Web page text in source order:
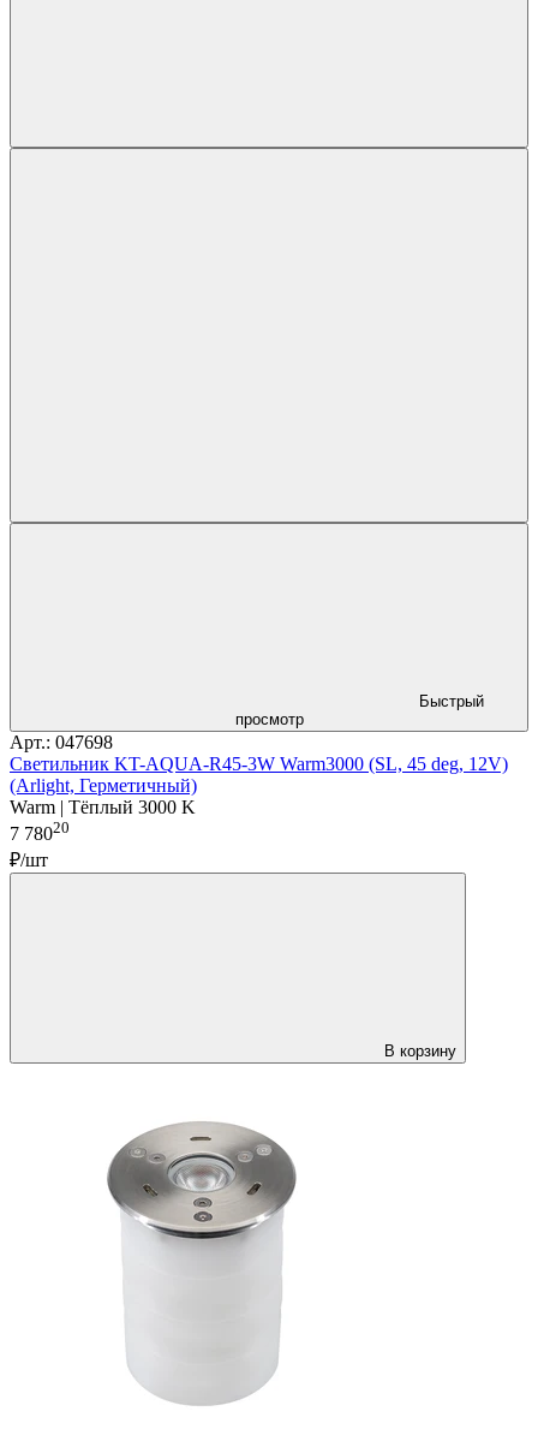
Быстрый
просмотр
Арт.: 047698
Светильник KT-AQUA-R45-3W Warm3000 (SL, 45 deg, 12V)
(Arlight, Герметичный)
Warm | Тёплый 3000 K
7 78020
₽/шт
В корзину